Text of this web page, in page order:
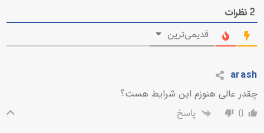
2 نظرات
قدیمی‌ترین
arash
چقدر عالی هنوزم این شرایط هست؟
0 پاسخ